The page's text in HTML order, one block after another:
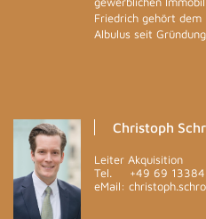
Friedrich gehört
Albulus seit
Christoph
Leiter Akquisition
Tel. +49 69
eMail: